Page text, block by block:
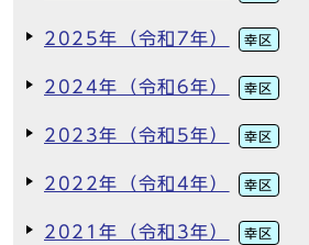
2025年（令和7年） 幸区
2024年（令和6年） 幸区
2023年（令和5年） 幸区
2022年（令和4年） 幸区
2021年（令和3年） 幸区